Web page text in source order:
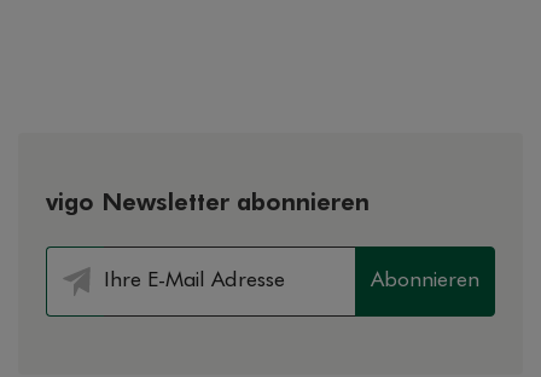
vigo Newsletter abonnieren
Abonnieren